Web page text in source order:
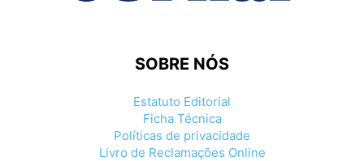
SOBRE NÓS
Estatuto Editorial
Ficha Técnica
Políticas de privacidade
Livro de Reclamações Online